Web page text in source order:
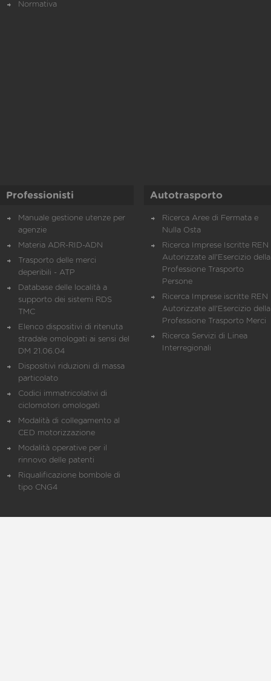
Normativa
Professionisti
Manuale gestione utenze per
agenzie
Materia ADR-RID-ADN
Trasporto delle merci
deperibili - ATP
Database delle località a
supporto dei sistemi RDS
TMC
Elenco dispositivi di ritenuta
stradale omologati ai sensi del
DM 21.06.04
Dispositivi riduzioni di massa
particolato
Codici immatricolativi di
ciclomotori omologati
Modalità di collegamento al
CED motorizzazione
Modalità operative per il
rinnovo delle patenti
Riqualificazione bombole di
tipo CNG4
Autotrasporto
Ricerca Aree di Fermata e
Nulla Osta
Ricerca Imprese Iscritte REN
Autorizzate all'Esercizio della
Professione Trasporto
Persone
Ricerca Imprese iscritte REN
Autorizzate all'Esercizio della
Professione Trasporto Merci
Ricerca Servizi di Linea
Interregionali